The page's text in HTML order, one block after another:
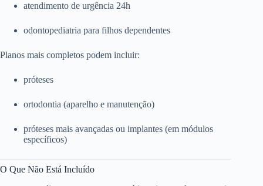
atendimento de urgência 24h
odontopediatria para filhos dependentes
Planos mais completos podem incluir:
próteses
ortodontia (aparelho e manutenção)
próteses mais avançadas ou implantes (em módulos
específicos)
O Que Não Está Incluído